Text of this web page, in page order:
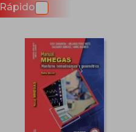
Rápido